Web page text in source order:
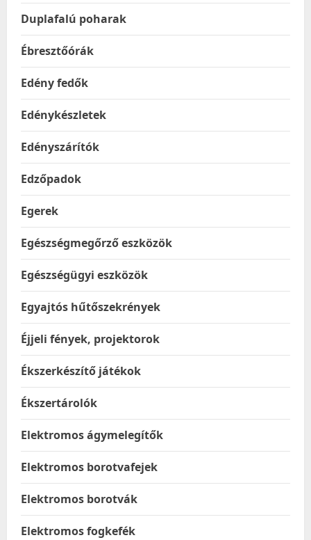
Duplafalú poharak
Ébresztőórák
Edény fedők
Edénykészletek
Edényszárítók
Edzőpadok
Egerek
Egészségmegőrző eszközök
Egészségügyi eszközök
Egyajtós hűtőszekrények
Éjjeli fények, projektorok
Ékszerkészítő játékok
Ékszertárolók
Elektromos ágymelegítők
Elektromos borotvafejek
Elektromos borotvák
Elektromos fogkefék